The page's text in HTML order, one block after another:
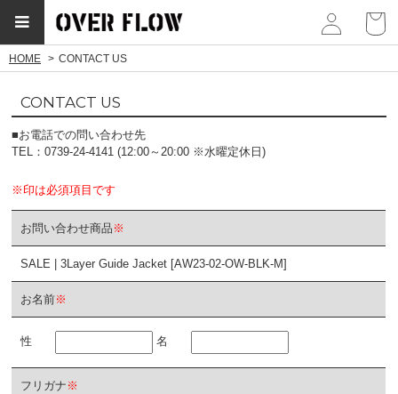
HOME CONTACT US
CONTACT US
■お電話での問い合わせ先
TEL：0739-24-4141 (12:00～20:00 ※水曜定休日)
※印は必須項目です
お問い合わせ商品 ※
SALE | 3Layer Guide Jacket [AW23-02-OW-BLK-M]
お名前※
性 名
フリガナ ※